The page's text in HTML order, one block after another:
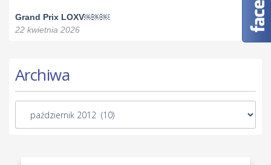
Grand Prix LOXV￼￼￼
22 kwietnia 2026
Archiwa